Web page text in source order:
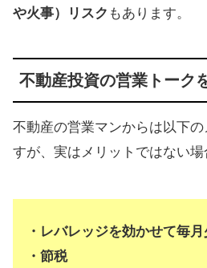
や火事）リスク もあります。
不動産投資の営業トーク
不動産の営業マンからは以下
すが、実はメリットではない場
・レバレッジを効かせて毎
・節税